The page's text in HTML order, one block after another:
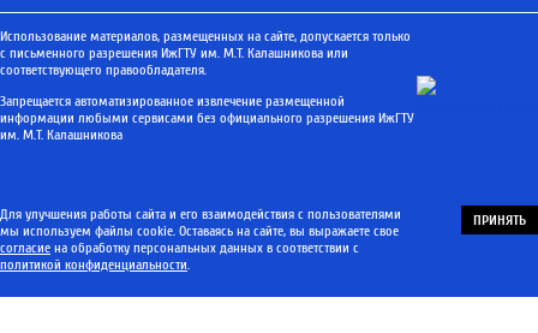
Использование материалов, размещенных на сайте, допускается только
с письменного разрешения ИжГТУ им. М.Т. Калашникова или
соответствующего правообладателя.
Запрещается автоматизированное извлечение размещенной
информации любыми сервисами без официального разрешения ИжГТУ
им. М.Т. Калашникова
Для улучшения работы сайта и его взаимодействия с пользователями
мы используем файлы cookie. Оставаясь на сайте, вы выражаете свое
согласие на обработку персональных данных в соответствии с
политикой конфиденциальности.
ПРИНЯТЬ